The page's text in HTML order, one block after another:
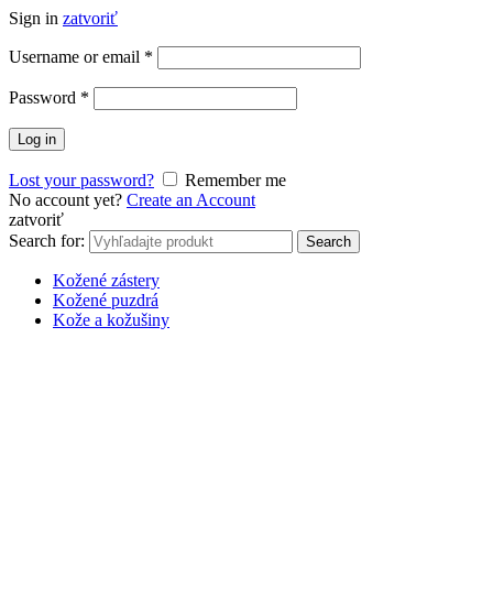
Sign in zatvoriť
Username or email *
Password *
Log in
Lost your password?
Remember me
No account yet? Create an Account
zatvoriť
Search for:
Search
Kožené zástery
Kožené puzdrá
Kože a kožušiny